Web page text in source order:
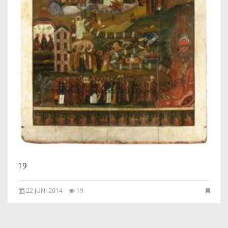
IKONEN, EEN INTRODUCTIE
OVER DE STICHTING
LEXIKON
LINKS
EXPOSITIES
SCHILDERCURSUSSEN
DOEN OF LATEN
19
22 JUNI 2014 19